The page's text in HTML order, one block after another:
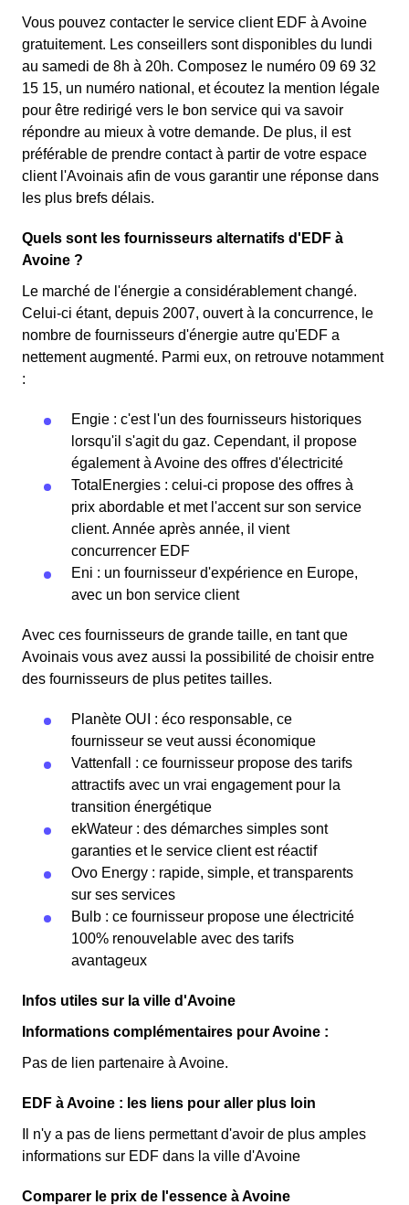
Vous pouvez contacter le service client EDF à Avoine
gratuitement. Les conseillers sont disponibles du lundi
au samedi de 8h à 20h. Composez le numéro 09 69 32
15 15, un numéro national, et écoutez la mention légale
pour être redirigé vers le bon service qui va savoir
répondre au mieux à votre demande. De plus, il est
préférable de prendre contact à partir de votre espace
client l'Avoinais afin de vous garantir une réponse dans
les plus brefs délais.
Quels sont les fournisseurs alternatifs d'EDF à
Avoine ?
Le marché de l'énergie a considérablement changé.
Celui-ci étant, depuis 2007, ouvert à la concurrence, le
nombre de fournisseurs d'énergie autre qu'EDF a
nettement augmenté. Parmi eux, on retrouve notamment
:
Engie : c'est l'un des fournisseurs historiques
lorsqu'il s'agit du gaz. Cependant, il propose
également à Avoine des offres d'électricité
TotalEnergies : celui-ci propose des offres à
prix abordable et met l'accent sur son service
client. Année après année, il vient
concurrencer EDF
Eni : un fournisseur d'expérience en Europe,
avec un bon service client
Avec ces fournisseurs de grande taille, en tant que
Avoinais vous avez aussi la possibilité de choisir entre
des fournisseurs de plus petites tailles.
Planète OUI : éco responsable, ce
fournisseur se veut aussi économique
Vattenfall : ce fournisseur propose des tarifs
attractifs avec un vrai engagement pour la
transition énergétique
ekWateur : des démarches simples sont
garanties et le service client est réactif
Ovo Energy : rapide, simple, et transparents
sur ses services
Bulb : ce fournisseur propose une électricité
100% renouvelable avec des tarifs
avantageux
Infos utiles sur la ville d'Avoine
Informations complémentaires pour Avoine :
Pas de lien partenaire à Avoine.
EDF à Avoine : les liens pour aller plus loin
Il n'y a pas de liens permettant d'avoir de plus amples
informations sur EDF dans la ville d'Avoine
Comparer le prix de l'essence à Avoine